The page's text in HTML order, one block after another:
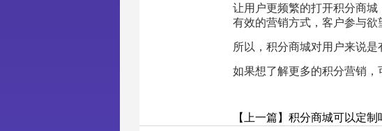
让用户更频繁的打开积分商
有效的营销方式，客户参与欲
所以，积分商城对用户来说
如果想了解更多的积分营销，
【上一篇】积分商城可以定制